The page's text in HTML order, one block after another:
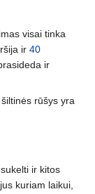
visai tinka
ir 40
ir
rūšys yra
ir kitos
kuriam laikui,